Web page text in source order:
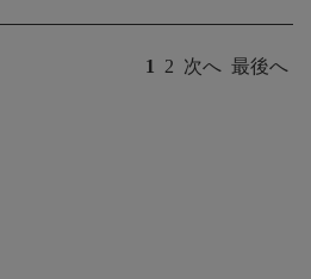
1 2 次へ 最後へ